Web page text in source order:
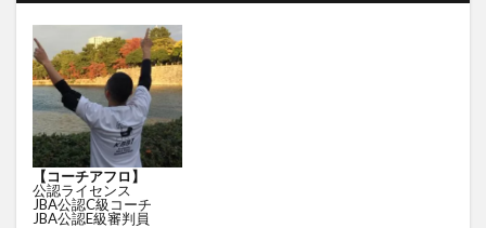
【コーチアフロ】
公認ライセンス
JBA公認C級コーチ
JBA公認E級審判員